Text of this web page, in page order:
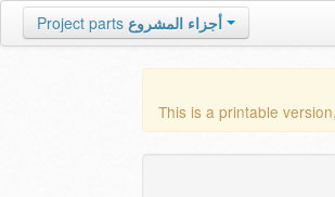
Project parts أجزاء المشروع
This is a printable